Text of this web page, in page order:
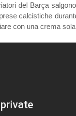
del Barça
calcistiche
con una crema